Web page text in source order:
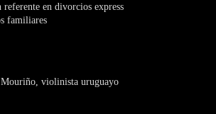
referente en divorcios express
familiares
violinista uruguayo